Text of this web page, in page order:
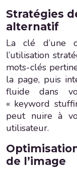
Stratégies
alternatif
La clé d’une
l’utilisation
mots-clés
la page, puis
fluide dans
« keyword
peut nuire à
utilisateur.
de l’image